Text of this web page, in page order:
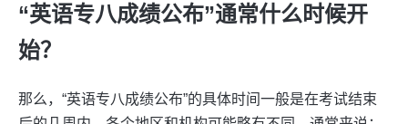
“英语专八成绩公布”通常什么时候开
始？
那么，“英语专八成绩公布”的具体时间一般是在考试结束